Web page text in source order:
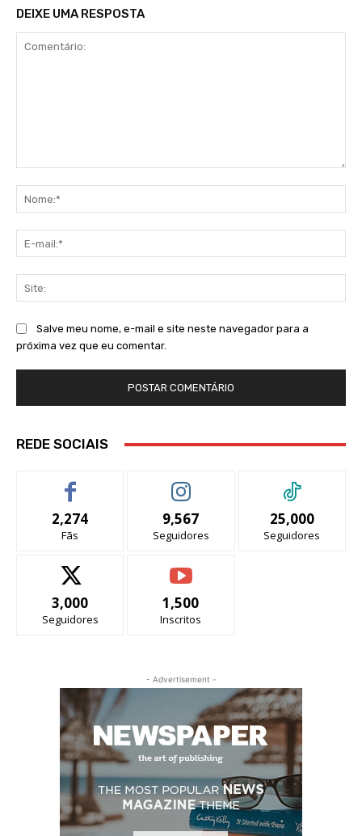
DEIXE UMA RESPOSTA
Salve meu nome, e-mail e site neste navegador para a
próxima vez que eu comentar.
REDE SOCIAIS
2,274
Fãs
9,567
Seguidores
25,000
Seguidores
3,000
Seguidores
1,500
Inscritos
- Advertisement -